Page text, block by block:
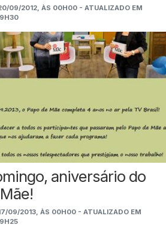
09/2012, ÀS 00H00 - ATUALIZADO EM
aniversário do
09/2013, ÀS 00H00 - ATUALIZADO EM